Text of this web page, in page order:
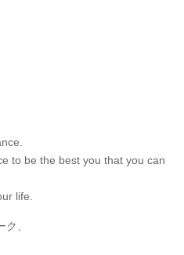
to be the best you that you can
life.
、